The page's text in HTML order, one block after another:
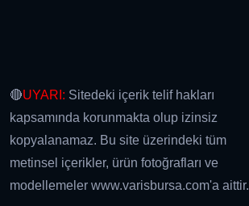
🔴UYARI: Sitedeki içerik telif hakları
kapsamında korunmakta olup izinsiz
kopyalanamaz. Bu site üzerindeki tüm
metinsel içerikler, ürün fotoğrafları ve
modellemeler www.varisbursa.com'a aittir.